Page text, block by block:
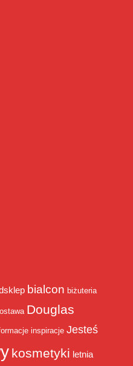
bialcon biżuteria
Douglas
inspiracje Jesteś
kosmetyki letnia